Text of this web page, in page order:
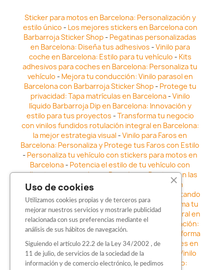
Sticker para motos en Barcelona: Personalización y
estilo único - Los mejores stickers en Barcelona con
Barbarroja Sticker Shop- Pegatinas personalizadas
en Barcelona: Diseña tus adhesivos -Vinilo para
coche en Barcelona: Estilo para tu vehículo - Kits
adhesivos para coches en Barcelona: Personaliza tu
vehículo - Mejora tu conducción: Vinilo parasol en
Barcelona con Barbarroja Sticker Shop- Protege tu
privacidad: Tapa matrículas en Barcelona-Vinilo
líquido Barbarroja Dip en Barcelona: Innovación y
estilo para tus proyectos -Transforma tu negocio
con vinilos fundidos rotulación integral en Barcelona:
la mejor estrategia visual -Vinilo para Faros en
Barcelona: Personaliza y Protege tus Faros con Estilo
- Personaliza tu vehículo con stickers para motos en
Barcelona- Potencia el estilo de tu vehículo con
adhesivos para coche en Barcelona-Destaca en las
calles: Los Mejores stickers para coches en
Vinilo para faros en Barcelona: Resaltando
la Estética y Seguridad del Automóvil- Transforma tu
vehículo con los vinilos fundidos rotulación integral en
Barcelona-Explora la Innovación en Personalización:
Vinilo líquido barbarroja dip en Barcelona
Transforma
tu vehículo con estilo: Kits adhesivos para coches en
Barcelona-Personaliza tu vehículo con estilo: Vinilo
para coche en Barcelona-Destaca con Estilo:
Uso de cookies
Utilizamos cookies propias y de terceros para
mejorar nuestros servicios y mostrarle publicidad
relacionada con sus preferencias mediante el
análisis de sus hábitos de navegación.
Siguiendo el artículo 22.2 de la Ley 34/2002 , de
11 de julio, de servicios de la sociedad de la
información y de comercio electrónico, le pedimos